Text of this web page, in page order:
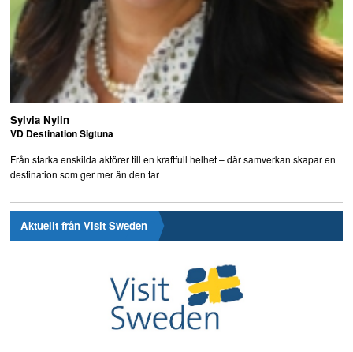
Sylvia Nylin
VD Destination Sigtuna
Från starka enskilda aktörer till en kraftfull helhet – där samverkan skapar en
destination som ger mer än den tar
Aktuellt från Visit Sweden